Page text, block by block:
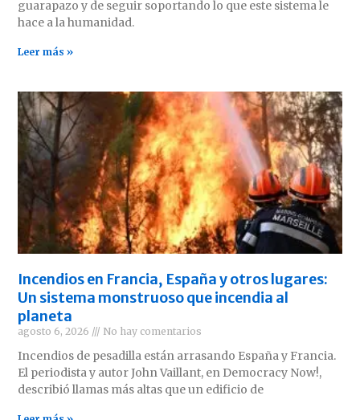
guarapazo y de seguir soportando lo que este sistema le
hace a la humanidad.
Leer más »
Incendios en Francia, España y otros lugares:
Un sistema monstruoso que incendia al
planeta
agosto 6, 2026 No hay comentarios
Incendios de pesadilla están arrasando España y Francia.
El periodista y autor John Vaillant, en Democracy Now!,
describió llamas más altas que un edificio de